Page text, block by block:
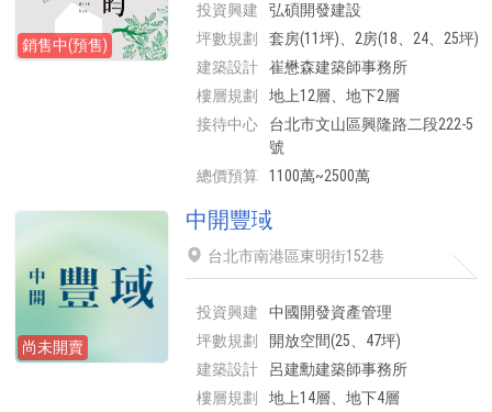
銷售中(預售)
投資興建
弘碩開發建設
坪數規劃
套房(11坪)、2房(18、24、25坪)
建築設計
崔懋森建築師事務所
樓層規劃
地上12層、地下2層
接待中心
台北市文山區興隆路二段222-5
號
總價預算
1100萬~2500萬
尚未開賣
中開豐琙
台北市南港區東明街152巷
投資興建
中國開發資產管理
坪數規劃
開放空間(25、47坪)
建築設計
呂建勳建築師事務所
樓層規劃
地上14層、地下4層